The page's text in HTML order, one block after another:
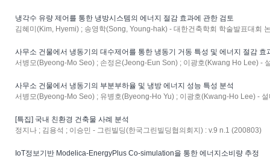
냉각수 유량 제어를 통한 냉방시스템의 에너지 절감 효과에 관한 검토
김혜미(Kim, Hyemi) ; 송영학(Song, Young-hak) - 대한건축학회 학술발표대회
사무소 건물에서 냉동기의 대수제어를 통한 냉동기 거동 특성 및 에너지 절감 효
서병모(Byeong-Mo Seo) ; 손정은(Jeong-Eun Son) ; 이광호(Kwang Ho Lee) -
사무소 건물에서 냉동기의 부분부하율 및 냉방 에너지 성능 특성 분석
서병모(Byeong-Mo Seo) ; 유병호(Byeong-Ho Yu) ; 이광호(Kwang-Ho Lee) -
[특집] 국내 친환경 건축물 사례 분석
정지나 ; 김용석 ; 이승민 - 그린빌딩(한국그린빌딩협의회지) : v.9 n.1 (200803)
IoT정보기반 Modelica-EnergyPlus Co-simulation을 통한 에너지소비량 추정